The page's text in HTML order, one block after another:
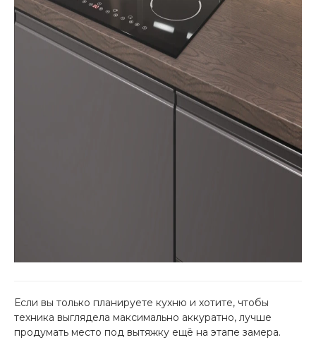
Если вы только планируете кухню и хотите, чтобы
техника выглядела максимально аккуратно, лучше
продумать место под вытяжку ещё на этапе замера.